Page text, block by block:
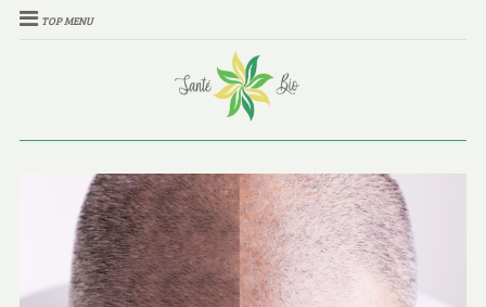
TOP MENU